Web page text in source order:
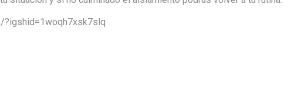
?igshid=1woqh7xsk7slq